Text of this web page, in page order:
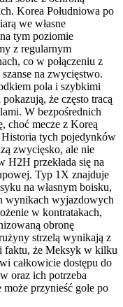
Korea Południowa po
we własne
tym poziomie
z regularnym
co w połączeniu z
na zwycięstwo.
pola i szybkimi
że często tracą
W bezpośrednich
choć mecze z Koreą
Historia tych pojedynków
zwycięsko, ale nie
H2H przekłada się na
Typ 1X znajduje
na własnym boisku,
wynikach wyjazdowych
w kontratakach,
obronę
strzelą wynikają z
faktu, że Meksyk w kilku
całkowicie dostępu do
oraz ich potrzeba
przynieść gole po